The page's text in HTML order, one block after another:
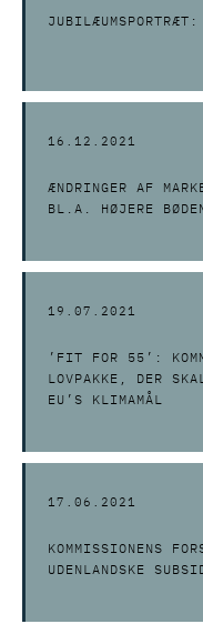
JUBILÆUMSPORTRÆT:
16.12.2021
ÆNDRINGER AF
BL.A. HØJERE
19.07.2021
’FIT FOR 55’:
LOVPAKKE, DER
EU’S KLIMAMÅL
17.06.2021
KOMMISSIONENS
UDENLANDSKE